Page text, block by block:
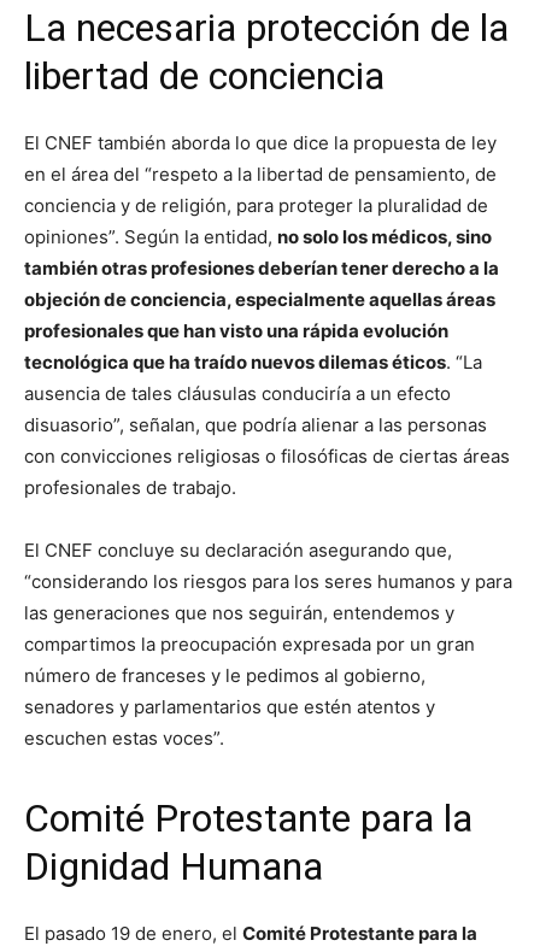
La necesaria protección de la
libertad de conciencia
El CNEF también aborda lo que dice la propuesta de ley
en el área del “respeto a la libertad de pensamiento, de
conciencia y de religión, para proteger la pluralidad de
opiniones”. Según la entidad, no solo los médicos, sino
también otras profesiones deberían tener derecho a la
objeción de conciencia, especialmente aquellas áreas
profesionales que han visto una rápida evolución
tecnológica que ha traído nuevos dilemas éticos. “La
ausencia de tales cláusulas conduciría a un efecto
disuasorio”, señalan, que podría alienar a las personas
con convicciones religiosas o filosóficas de ciertas áreas
profesionales de trabajo.
El CNEF concluye su declaración asegurando que,
“considerando los riesgos para los seres humanos y para
las generaciones que nos seguirán, entendemos y
compartimos la preocupación expresada por un gran
número de franceses y le pedimos al gobierno,
senadores y parlamentarios que estén atentos y
escuchen estas voces”.
Comité Protestante para la
Dignidad Humana
El pasado 19 de enero, el Comité Protestante para la